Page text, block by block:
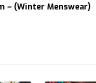
– (Winter Menswear)